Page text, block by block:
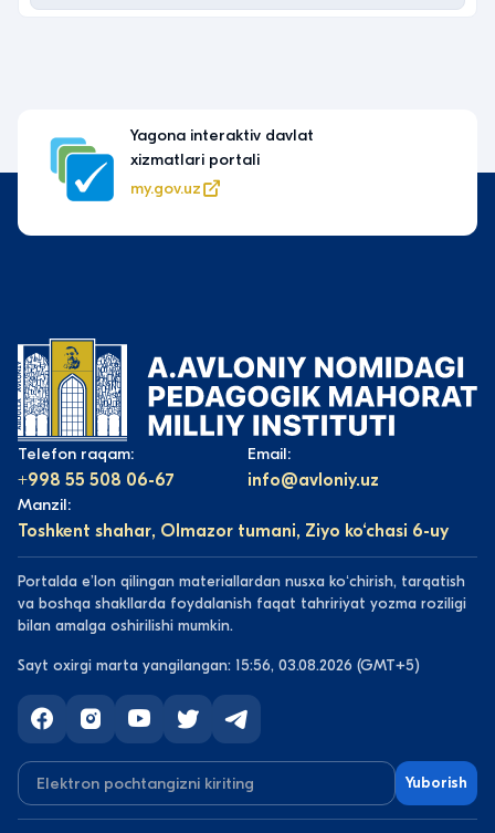
Yagona interaktiv davlat
xizmatlari portali
my.gov.uz
Telefon raqam:
+998 55 508 06-67
Email:
info@avloniy.uz
Manzil:
Toshkent shahar, Olmazor tumani, Ziyo ko‘chasi 6-uy
Portalda eʼlon qilingan materiallardan nusxa koʻchirish, tarqatish
va boshqa shakllarda foydalanish faqat tahririyat yozma roziligi
bilan amalga oshirilishi mumkin.
Sayt oxirgi marta yangilangan: 15:56, 03.08.2026 (GMT+5)
Yuborish